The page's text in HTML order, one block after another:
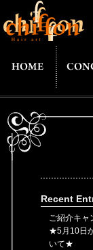
Recent
ご紹介キャ
★5月10日
いて★